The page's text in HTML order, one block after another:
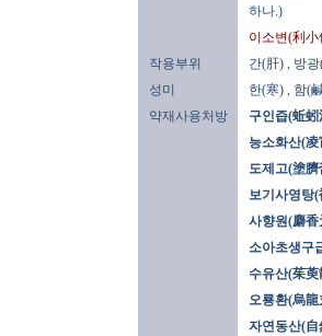
하나.)
이소변(利小
작용부위
간(肝) , 방
성미
한(寒) , 함(
약재사용처방
구인즙(蚯
능소화산(
도제고(塗臍
보기사영탕
사향원(麝香
소아초생구
수유산(茱萸
오룡환(烏龍
자연동산(自